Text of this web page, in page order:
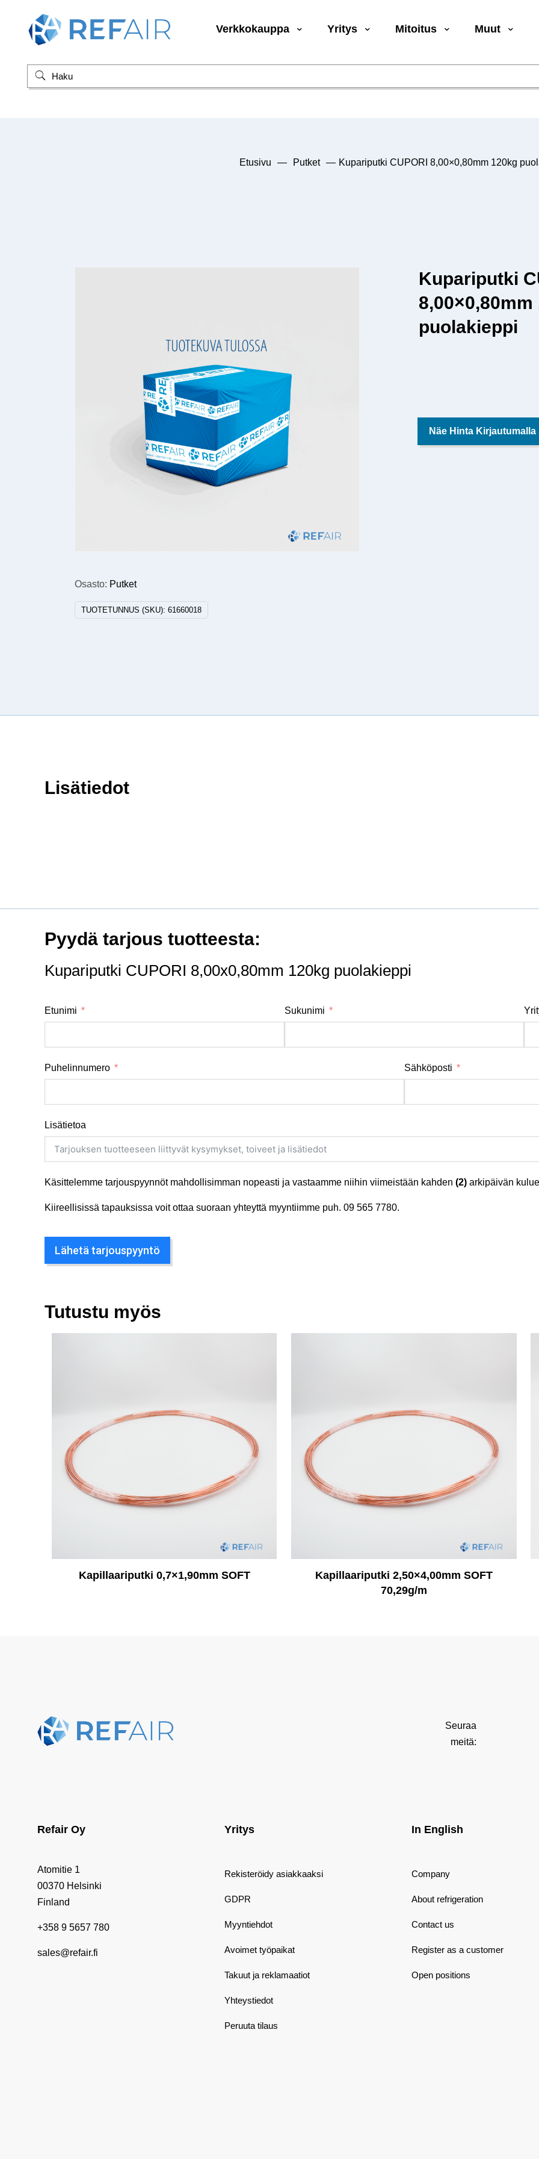
Verkkokauppa Yritys Mitoitus Muut
Etusivu — Putket — Kupariputki CUPORI 8,00×0,80mm 120kg
Osasto: Putket
TUOTETUNNUS (SKU):61660018
Kupariputki
8,00×0,80mm
puolakieppi
Näe Hinta Kirjautumalla
Lisätiedot
Pyydä tarjous tuotteesta:
Kupariputki CUPORI 8,00x0,80mm 120kg puolakieppi
Etunimi Sukunimi
Puhelinnumero Sähköposti
Lisätietoa
Käsittelemme tarjouspyynnöt mahdollisimman nopeasti ja vastaamme niihin viimeistään kahden (2) arkipäivän
Kiireellisissä tapauksissa voit ottaa suoraan yhteyttä myyntiimme puh. 09 565 7780.
Lähetä tarjouspyyntö
Tutustu myös
Kapillaariputki 0,7×1,90mm SOFT
Kapillaariputki 2,50×4,00mm SOFT
70,29g/m
Seuraa
meitä:
Refair Oy
Atomitie 1
00370 Helsinki
Finland
+358 9 5657 780
sales@refair.fi
Yritys
Rekisteröidy asiakkaaksi
GDPR
Myyntiehdot
Avoimet työpaikat
Takuut ja reklamaatiot
Yhteystiedot
Peruuta tilaus
In English
Company
About refrigeration
Contact us
Register as a customer
Open positions